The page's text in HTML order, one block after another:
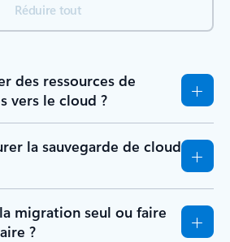
Réduire tout
des ressources de
vers le cloud ?
la sauvegarde de cloud
migration seul ou faire
?